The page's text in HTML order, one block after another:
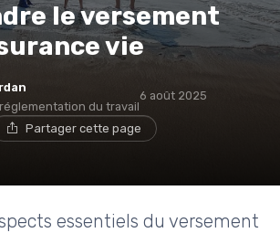
le versement
vie
du travail
6 août 2025
Partager cette page
essentiels du versement